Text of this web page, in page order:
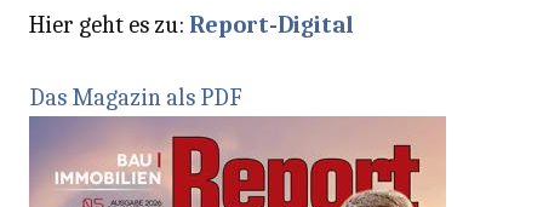
Hier geht es zu: Report-Digital
Das Magazin als PDF